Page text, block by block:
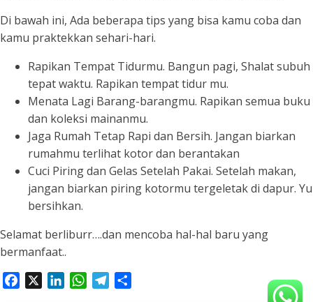
Di bawah ini, Ada beberapa tips yang bisa kamu coba dan
kamu praktekkan sehari-hari.
Rapikan Tempat Tidurmu. Bangun pagi, Shalat subuh
tepat waktu. Rapikan tempat tidur mu.
Menata Lagi Barang-barangmu. Rapikan semua buku
dan koleksi mainanmu.
Jaga Rumah Tetap Rapi dan Bersih. Jangan biarkan
rumahmu terlihat kotor dan berantakan
Cuci Piring dan Gelas Setelah Pakai. Setelah makan,
jangan biarkan piring kotormu tergeletak di dapur. Yu
bersihkan.
Selamat berliburr….dan mencoba hal-hal baru yang
bermanfaat..
Facebook
LinkedInWhatsAppTelegram